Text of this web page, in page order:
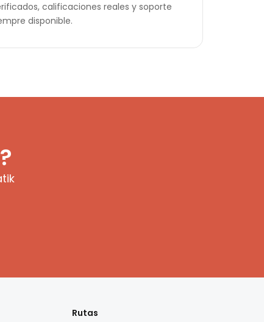
calificaciones reales y soporte
disponible.
Rutas